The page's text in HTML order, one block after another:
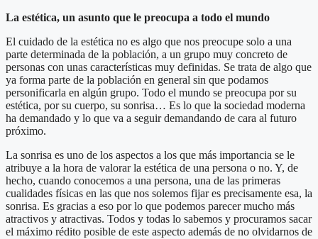
La estética, un asunto que le preocupa a todo el mundo
El cuidado de la estética no es algo que nos preocupe solo a una
parte determinada de la población, a un grupo muy concreto de
personas con unas características muy definidas. Se trata de algo que
ya forma parte de la población en general sin que podamos
personificarla en algún grupo. Todo el mundo se preocupa por su
estética, por su cuerpo, su sonrisa… Es lo que la sociedad moderna
ha demandado y lo que va a seguir demandando de cara al futuro
próximo.
La sonrisa es uno de los aspectos a los que más importancia se le
atribuye a la hora de valorar la estética de una persona o no. Y, de
hecho, cuando conocemos a una persona, una de las primeras
cualidades físicas en las que nos solemos fijar es precisamente esa, la
sonrisa. Es gracias a eso por lo que podemos parecer mucho más
atractivos y atractivas. Todos y todas lo sabemos y procuramos sacar
el máximo rédito posible de este aspecto además de no olvidarnos de